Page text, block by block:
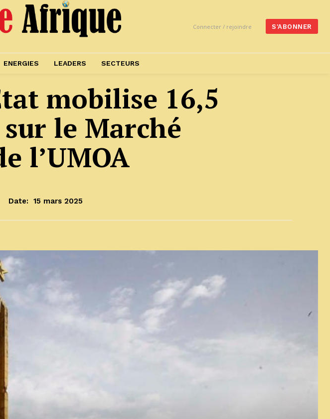
Connecter / rejoindre S'ABONNER
ENERGIES LEADERS SECTEURS
mobilise 16,5
le Marché
l’UMOA
Date: 15 mars 2025